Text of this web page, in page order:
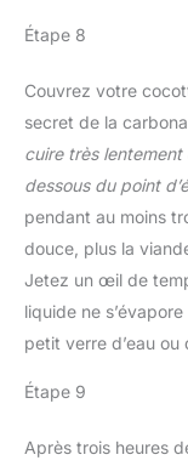
Étape 8
Couvrez votre
secret de la
cuire très
dessous du point
pendant au moins
douce, plus la
Jetez un œil de
liquide ne
petit verre d’eau ou
Étape 9
Après trois heures